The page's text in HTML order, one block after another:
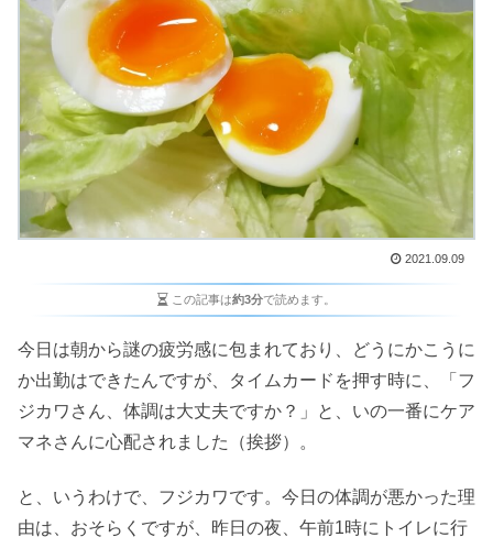
2021.09.09
この記事は約3分で読めます。
今日は朝から謎の疲労感に包まれており、どうにかこうに
か出勤はできたんですが、タイムカードを押す時に、「フ
ジカワさん、体調は大丈夫ですか？」と、いの一番にケア
マネさんに心配されました（挨拶）。
と、いうわけで、フジカワです。今日の体調が悪かった理
由は、おそらくですが、昨日の夜、午前1時にトイレに行